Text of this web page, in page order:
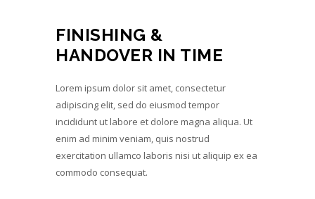
FINISHING &
HANDOVER IN TIME
Lorem ipsum dolor sit amet, consectetur
adipiscing elit, sed do eiusmod tempor
incididunt ut labore et dolore magna aliqua. Ut
enim ad minim veniam, quis nostrud
exercitation ullamco laboris nisi ut aliquip ex ea
commodo consequat.